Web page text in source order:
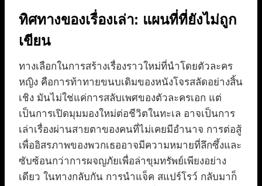
ทิศทางของเรื่องเล่า: แผนที่ที่ยังไม่ถูก
เขียน
ทางเลือกในการสร้างเรื่องราวใหม่ที่นำโดยตัวละคร
หญิง คือการท้าทายขนบเดิมของหนังโจรสลัดอย่างสิ้น
เชิง มันไม่ใช่แค่การสลับเพศของตัวละครเอก แต่
เป็นการเปิดมุมมองใหม่ต่อชีวิตในทะเล อาจเป็นการ
เล่าเรื่องผ่านสายตาของคนที่ไม่เคยมีอำนาจ การต่อสู้
เพื่ออิสรภาพของพวกเธออาจมีความหมายที่ลึกซึ้งและ
ซับซ้อนกว่าการผจญภัยเพื่อล่าขุมทรัพย์เพียงอย่าง
เดียว ในทางกลับกัน การนำแจ็ค สแปร์โรว์ กลับมาก็